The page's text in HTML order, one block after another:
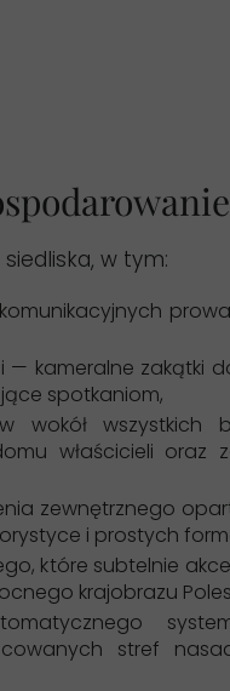
w tym:
— kameralne zakątki
spotkaniom,
wokół wszystkich
właścicieli oraz
zewnętrznego
i prostych
które subtelnie
krajobrazu
stref